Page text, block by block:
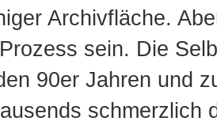
Archivfläche.
sein. Die
90er Jahren und
schmerzlich